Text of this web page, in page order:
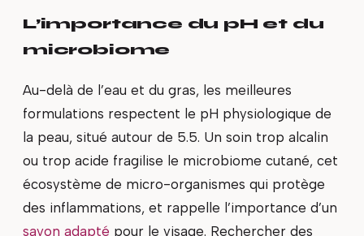
L’importance du pH et du
microbiome
Au-delà de l’eau et du gras, les meilleures
formulations respectent le pH physiologique de
la peau, situé autour de 5.5. Un soin trop alcalin
ou trop acide fragilise le microbiome cutané, cet
écosystème de micro-organismes qui protège
des inflammations, et rappelle l’importance d’un
savon adapté pour le visage. Rechercher des